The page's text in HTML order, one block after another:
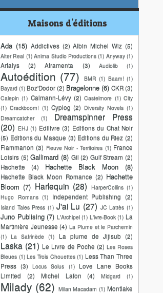
Maisons d'éditions
Ada (15) Addictives (2) Albin Michel Wiz (5)
Alter Real (1) Anima Studio Productions (1) Anyway (1)
Artalys (2) Atramenta (3) Audiolib (1)
Autoédition (77) BMR (1) Baam! (1)
Bayard (1) Boz'Dodor(2) Bragelonne (6) CKR(3)
Calepin (1) Calmann-Lévy (2) Castelmore (1) City
(1) Crackboom! (1) Cyplog (2) Diversity Novels (1)
Dreamcatcher
(1)
Dreamspinner Press
(20) EHJ (1) Edilivre (3) Editions du Chat Noir
(5) Editions du Masque (3) Editions du Riez (2)
Flammarion (3) Fleuve Noir - Territoires (1) France
Loisirs (5) Gallimard (8) Gil (2) Gulf Stream (2)
Hachette
(4) Hachette Black Moon (8)
Hachette Black Moon Romance (2) Hachette
Bloom (7) Harlequin (28) HarperCollins (1)
Hugo Romans (1) Independent Publishing (2)
Island Tales Press (1) J'ai Lu (27) JC Lattès (1)
Juno Publising (7) L'Archipel (1) L'ivre-Book (1) La
Martinière Jeunesse (4) La Plume et le Parchemin
(1) La Safrinède (1) La plume de Jijisub (2)
Laska (21) Le Livre de Poche (2) Les Roses
Bleues (1) Les Trois Chouettes (1) Less Than Three
Press (3) Locus Solus (1)
Love Lane Books
Limited
(2) Michel Lafon (4) Midgard (1)
Milady (62) Milan Macadam (1) Montlake